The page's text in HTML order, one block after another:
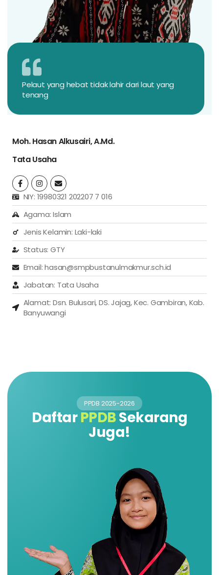
Pelaut yang hebat tidak lahir dari laut yang
tenang
Moh. Hasan Alkusairi, A.Md.
Tata Usaha
NIY: 19980321 202207 7 016
Agama: Islam
Jenis Kelamin: Laki-laki
Status: GTY
Email: hasan@smpbustanulmakmur.sch.id
Jabatan: Tata Usaha
Alamat: Dsn. Bulusari, DS. Jajag, Kec. Gambiran, Kab.
Banyuwangi
PPDB 2025-2026
DaftarPPDBSekarang
Juga!